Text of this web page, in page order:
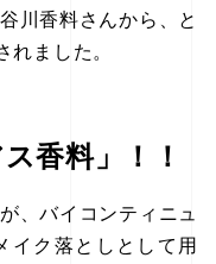
川香料さんから、と
れました。
香料」！！
、バイコンティニュ
イク落としとして用